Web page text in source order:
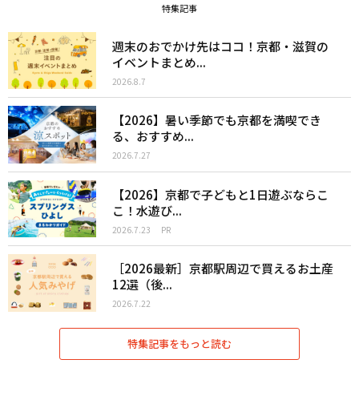
特集記事
週末のおでかけ先はココ！京都・滋賀の
イベントまとめ...
2026.8.7
【2026】暑い季節でも京都を満喫でき
る、おすすめ...
2026.7.27
【2026】京都で子どもと1日遊ぶならこ
こ！水遊び...
2026.7.23 PR
［2026最新］京都駅周辺で買えるお土産
12選（後...
2026.7.22
特集記事をもっと読む